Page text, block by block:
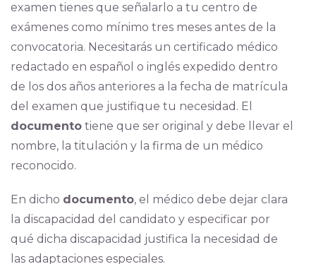
examen tienes que señalarlo a tu centro de
exámenes como mínimo tres meses antes de la
convocatoria. Necesitarás un certificado médico
redactado en español o inglés expedido dentro
de los dos años anteriores a la fecha de matrícula
del examen que justifique tu necesidad. El
documentotiene que ser original y debe llevar el
nombre, la titulación y la firma de un médico
reconocido.
En dicho documento, el médico debe dejar clara
la discapacidad del candidato y especificar por
qué dicha discapacidad justifica la necesidad de
las adaptaciones especiales.